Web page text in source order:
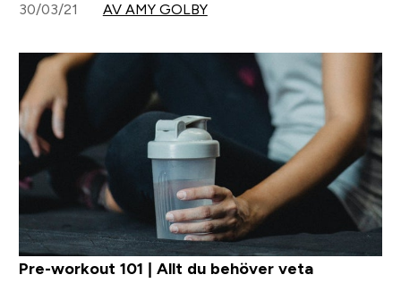
30/03/21 AV AMY GOLBY
Pre-workout 101 | Allt du behöver veta